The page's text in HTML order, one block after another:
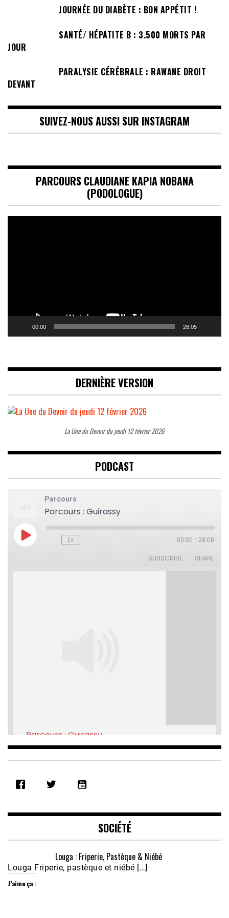
JOURNÉE DU DIABÈTE : BON APPÉTIT !
SANTÉ/ HÉPATITE B : 3.500 MORTS PAR
JOUR
PARALYSIE CÉRÉBRALE : RAWANE DROIT
DEVANT
SUIVEZ-NOUS AUSSI SUR INSTAGRAM
PARCOURS CLAUDIANE KAPIA NOBANA
(PODOLOGUE)
00:00 28:05
DERNIÈRE VERSION
La Une du Devoir du jeudi 12 février 2026
PODCAST
Parcours
Parcours : Guirassy
Play
Episode
Rewind
1x 00:00 / 28:08
SUBSCRIBE SHARE
RSS FEED
EMBED
Parcours : Guirassy
Feb 16, 2021 • 28:08
SOCIÉTÉ
Louga : Friperie, Pastèque & Niébé
Louga Friperie, pastèque et niébé […]
J’aime ça :